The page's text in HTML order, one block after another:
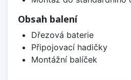
Obsah balení
Dřezová baterie
Připojovací hadičky
Montážní balíček